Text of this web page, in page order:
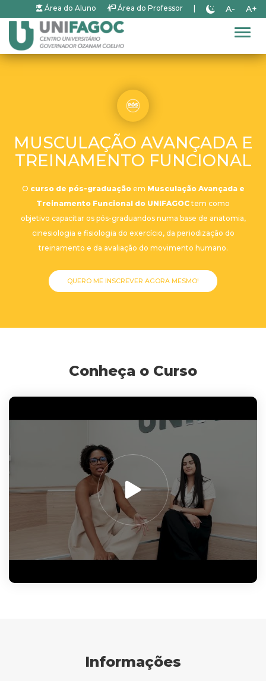
Área do Aluno Área do Professor A- A+
MUSCULAÇÃO AVANÇADA E
TREINAMENTO FUNCIONAL
O curso de pós-graduação em Musculação Avançada e
Treinamento Funcional do UNIFAGOCtem como
objetivo capacitar os pós-graduandos numa base de anatomia,
cinesiologia e fisiologia do exercício, da periodização do
treinamento e da avaliação do movimento humano.
QUERO ME INSCREVER AGORA MESMO!
Conheça o Curso
Informações